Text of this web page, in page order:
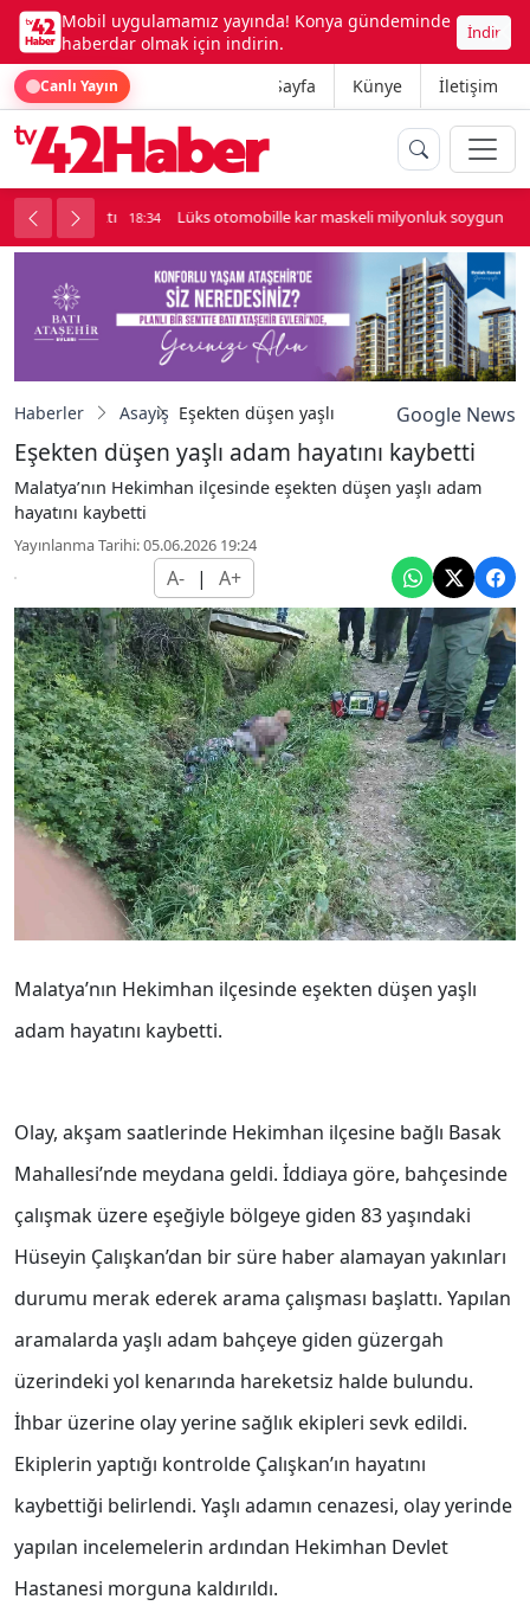
Mobil uygulamamız yayında! Konya gündeminde
haberdar olmak için indirin.
İndir
Canlı Yayın Ana Sayfa Künye İletişim
kavga çıktı 18:34 Lüks otomobille kar maskeli milyonluk soygun
Haberler Asayiş Eşekten düşen yaşlı adam hayatını kaybetti
Google News
Eşekten düşen yaşlı adam hayatını kaybetti
Malatya’nın Hekimhan ilçesinde eşekten düşen yaşlı adam
hayatını kaybetti
Yayınlanma Tarihi: 05.06.2026 19:24
A- | A+
Malatya’nın Hekimhan ilçesinde eşekten düşen yaşlı
adam hayatını kaybetti.
Olay, akşam saatlerinde Hekimhan ilçesine bağlı Basak
Mahallesi’nde meydana geldi. İddiaya göre, bahçesinde
çalışmak üzere eşeğiyle bölgeye giden 83 yaşındaki
Hüseyin Çalışkan’dan bir süre haber alamayan yakınları
durumu merak ederek arama çalışması başlattı. Yapılan
aramalarda yaşlı adam bahçeye giden güzergah
üzerindeki yol kenarında hareketsiz halde bulundu.
İhbar üzerine olay yerine sağlık ekipleri sevk edildi.
Ekiplerin yaptığı kontrolde Çalışkan’ın hayatını
kaybettiği belirlendi. Yaşlı adamın cenazesi, olay yerinde
yapılan incelemelerin ardından Hekimhan Devlet
Hastanesi morguna kaldırıldı.